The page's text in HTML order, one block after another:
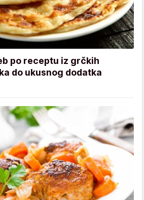
po receptu iz grčkih
do ukusnog dodatka